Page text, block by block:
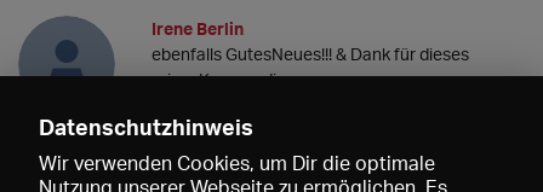
Irene Berlin
ebenfalls GutesNeues!!! & Dank für dieses
prima Kompendium
Kira Primke
Super toll, wie ihr das alles aufbereitet!
Datenschutzhinweis
Wir verwenden Cookies, um Dir die optimale
Nutzung unserer Webseite zu ermöglichen. Es